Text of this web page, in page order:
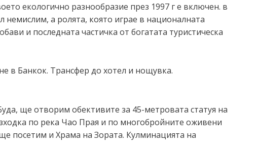
екологично разнообразие през 1997 г е включен. в
а ролята, която играе в националната
и последната частичка от богатата туристическа
в Банкок. Трансфер до хотел и нощувка.
ще отворим обективите за 45-метровата статуя на
по река Чао Прая и по многобройните оживени
посетим и Храма на Зората. Кулминацията на